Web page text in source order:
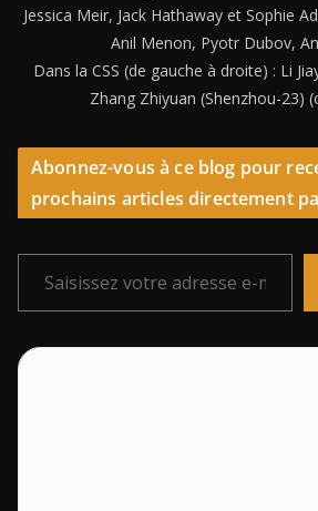
Jessica Meir, Jack Hathaway et Sophie
Anil Menon, Pyotr Dubov,
Dans la CSS (de gauche à droite) : Li
Zhang Zhiyuan (Shenzhou-23)
Abonnez-vous à ce blog pour
prochains articles directement
Saisissez votre adresse e-mail…